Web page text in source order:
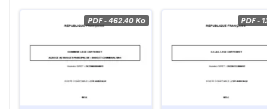
PDF-462.40 Ko PDF-